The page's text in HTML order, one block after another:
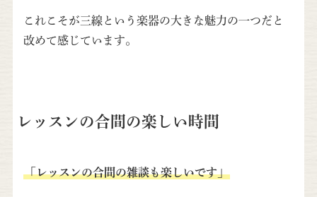
これこそが三線という楽器の大きな魅力の一つだと
改めて感じています。
レッスンの合間の楽しい時間
「レッスンの合間の雑談も楽しいです」